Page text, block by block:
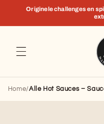
zumOriginele challenges en
Home/Alle Hot Sauces –